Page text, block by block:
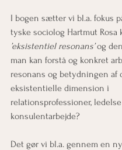
I bogen sætter vi bl.a. fokus
tyske sociolog Hartmut Rosa
’eksistentiel resonans’ og
man kan forstå og konkret
resonans og betydningen af
eksistentielle dimension i
relationsprofessioner,
konsulentarbejde?
Det gør vi bl.a. gennem en ny